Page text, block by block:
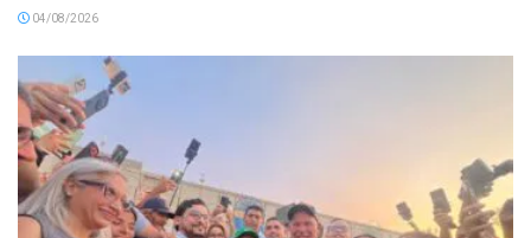
04/08/2026